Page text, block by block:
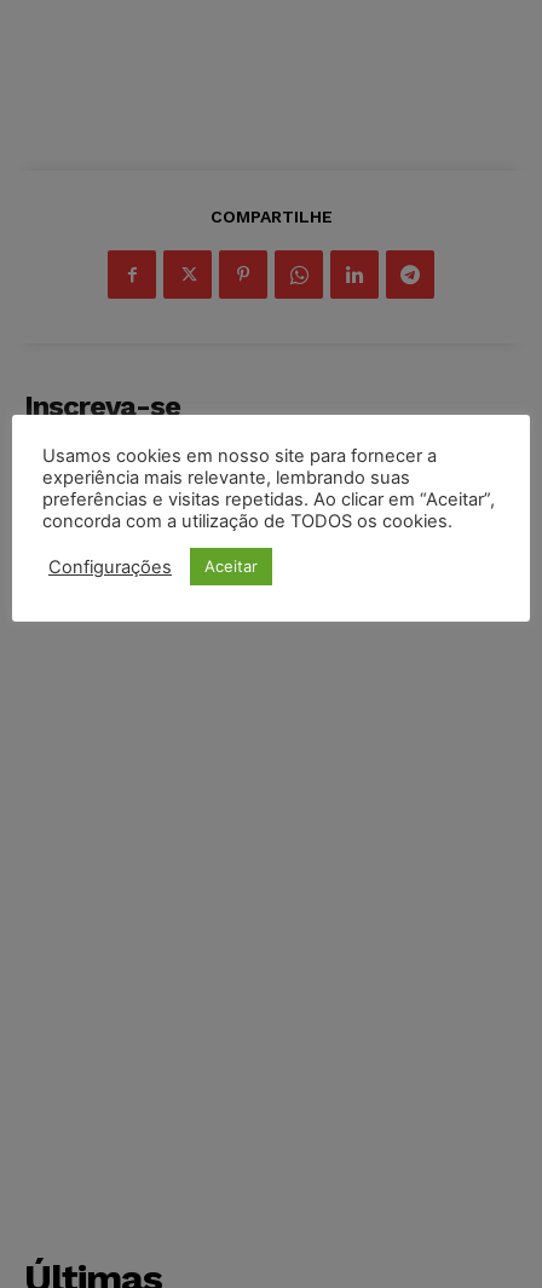
COMPARTILHE
Inscreva-se
Últimas
Usamos cookies em nosso site para fornecer a
experiência mais relevante, lembrando suas
preferências e visitas repetidas. Ao clicar em “Aceitar”,
concorda com a utilização de TODOS os cookies.
Configurações Aceitar